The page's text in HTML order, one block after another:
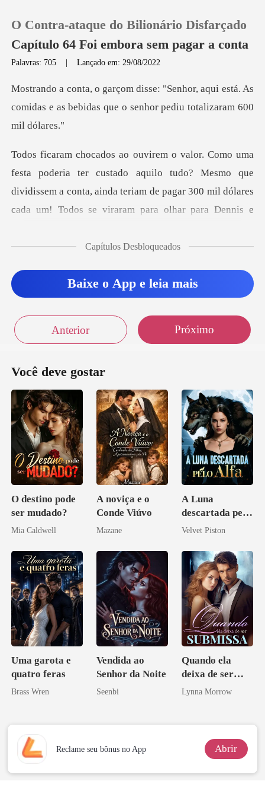
0
Loja
Histórico
Sair
O Contra-ataque do Bilionário Disfarçado
Capítulo 64 Foi embora sem pagar a conta
Palavras: 705 |Lançado em: 29/08/2022
, aqui está. As
comidas e as bebidas que o
stado aquilo tudo? Mesmo que
dividissem a conta, ainda teriam de pagar 3
Capítulos Desbloqueados
Baixe o App e leia mais
Anterior Próximo
Você deve gostar
O destino pode
ser mudado?
Mia Caldwell
A noviça e o
Conde Viúvo
Mazane
A Luna
descartada pelo
Alfa
Velvet Piston
Uma garota e
quatro feras
Brass Wren
Vendida ao
Senhor da Noite
Seenbi
Quando ela
deixa de ser
submissa
Lynna Morrow
Reclame seu bônus no App Abrir